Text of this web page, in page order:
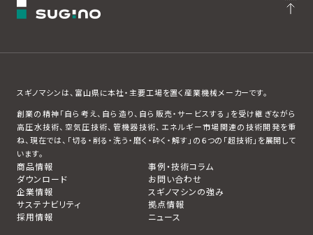
スギノマシンは、富山県に本社・主要工場を置く産業機械メーカーです。
創業の精神「自ら考え、自ら造り、自ら販売・サービスする」を受け継ぎながら
高圧水技術、空気圧技術、管機器技術、エネルギー市場関連の技術開発を重
ね、現在では、「切る・削る・洗う・磨く・砕く・解す」の６つの「超技術」を展開して
います。
商品情報
事例・技術コラム
ダウンロード
お問い合わせ
企業情報
スギノマシンの強み
サステナビリティ
拠点情報
採用情報
ニュース